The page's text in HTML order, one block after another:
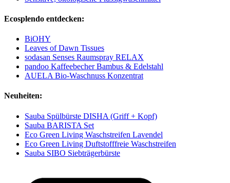
Ecosplendo entdecken:
BiOHY
Leaves of Dawn Tissues
sodasan Senses Raumspray RELAX
pandoo Kaffeebecher Bambus & Edelstahl
AUELA Bio-Waschnuss Konzentrat
Neuheiten:
Sauba Spülbürste DISHA (Griff + Kopf)
Sauba BARISTA Set
Eco Green Living Waschstreifen Lavendel
Eco Green Living Duftstofffreie Waschstreifen
Sauba SIBO Siebträgerbürste